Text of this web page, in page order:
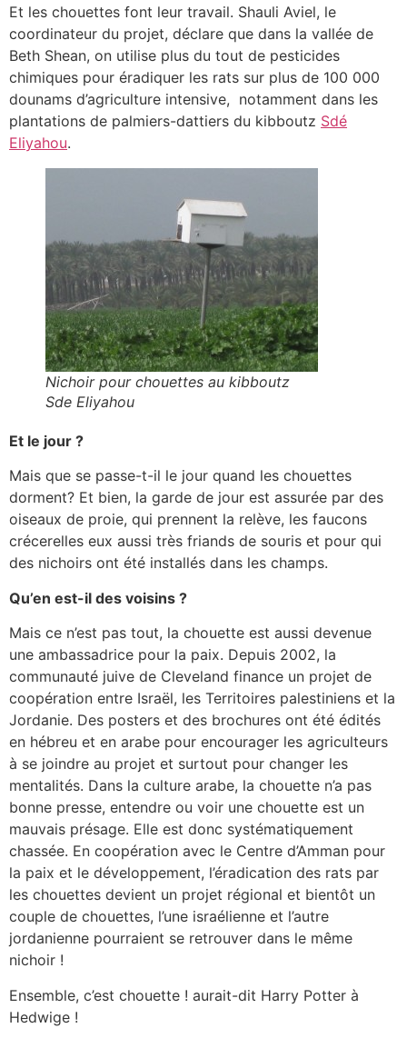
Et les chouettes font leur travail. Shauli Aviel, le
coordinateur du projet, déclare que dans la vallée de
Beth Shean, on utilise plus du tout de pesticides
chimiques pour éradiquer les rats sur plus de 100 000
dounams d’agriculture intensive, notamment dans les
plantations de palmiers-dattiers du kibboutz Sdé
Eliyahou.
Nichoir pour chouettes au kibboutz
Sde Eliyahou
Et le jour ?
Mais que se passe-t-il le jour quand les chouettes
dorment? Et bien, la garde de jour est assurée par des
oiseaux de proie, qui prennent la relève, les faucons
crécerelles eux aussi très friands de souris et pour qui
des nichoirs ont été installés dans les champs.
Qu’en est-il des voisins ?
Mais ce n’est pas tout, la chouette est aussi devenue
une ambassadrice pour la paix. Depuis 2002, la
communauté juive de Cleveland finance un projet de
coopération entre Israël, les Territoires palestiniens et la
Jordanie. Des posters et des brochures ont été édités
en hébreu et en arabe pour encourager les agriculteurs
à se joindre au projet et surtout pour changer les
mentalités. Dans la culture arabe, la chouette n’a pas
bonne presse, entendre ou voir une chouette est un
mauvais présage. Elle est donc systématiquement
chassée. En coopération avec le Centre d’Amman pour
la paix et le développement, l’éradication des rats par
les chouettes devient un projet régional et bientôt un
couple de chouettes, l’une israélienne et l’autre
jordanienne pourraient se retrouver dans le même
nichoir !
Ensemble, c’est chouette ! aurait-dit Harry Potter à
Hedwige !